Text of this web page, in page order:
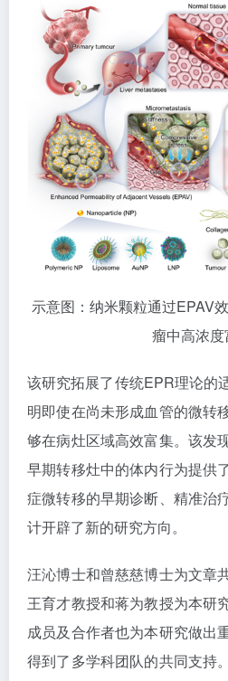
示意图：纳米颗粒通过EPAV
瘤中高浓
该研究拓展了传统EPR理论的
明即使在尚未形成血管的微转
够在病灶区域高效富集。该发
早期转移灶中的体内行为提供
症微转移的早期诊断、精准治
计开辟了新的研究方向。
汪沁博士和曾慈慈博士为文章
王育才教授和蒋为教授为本研
成员及合作者也为本研究做出
得到了多学科团队的共同支持